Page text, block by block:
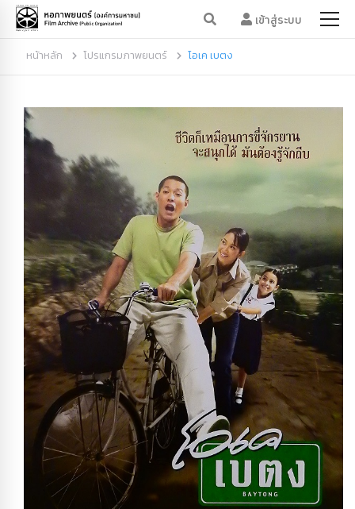
เข้าสู่ระบบ
หน้าหลัก โปรแกรมภาพยนตร์ โอเค เบตง